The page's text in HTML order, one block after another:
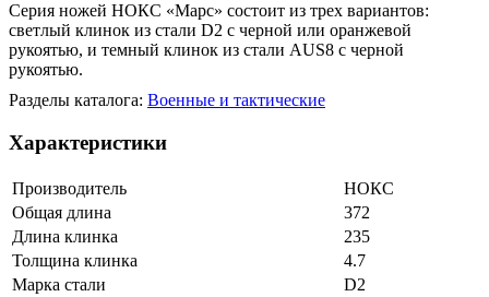
Серия ножей НОКС «Марс» состоит из трех вариантов:
светлый клинок из стали D2 с черной или оранжевой
рукоятью, и темный клинок из стали AUS8 с черной
рукоятью.
Разделы каталога: Военные и тактические
Характеристики
Производитель
НОКС
Общая длина
372
Длина клинка
235
Толщина клинка
4.7
Марка стали
D2